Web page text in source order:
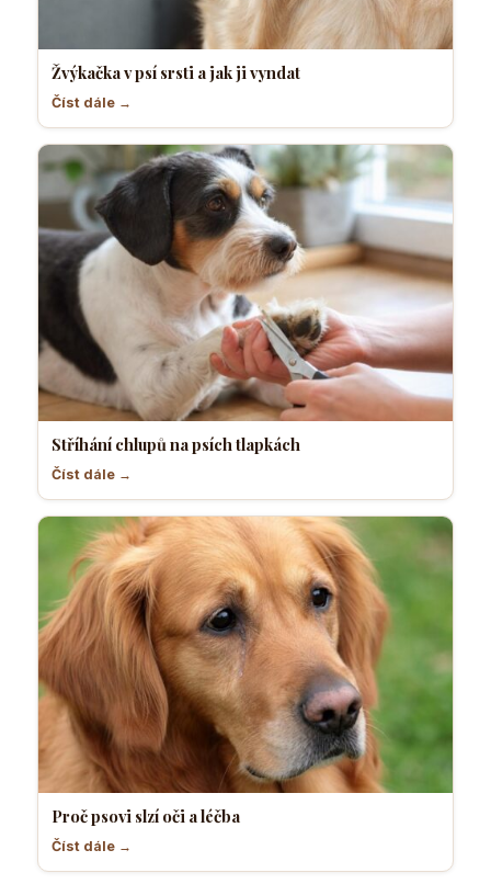
Žvýkačka v psí srsti a jak ji vyndat
Číst dále →
Stříhání chlupů na psích tlapkách
Číst dále →
Proč psovi slzí oči a léčba
Číst dále →